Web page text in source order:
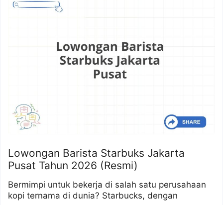
Lowongan Barista Starbuks Jakarta
Pusat Tahun 2026 (Resmi)
Bermimpi untuk bekerja di salah satu perusahaan
kopi ternama di dunia? Starbucks, dengan